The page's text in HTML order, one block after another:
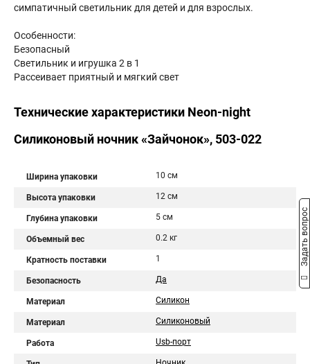
симпатичный светильник для детей и для взрослых.
Особенности:
Безопасный
Светильник и игрушка 2 в 1
Рассеивает приятный и мягкий свет
Технические характеристики Neon-night
Силиконовый ночник «Зайчонок», 503-022
Ширина упаковки 10 см
Высота упаковки 12 см
Глубина упаковки 5 см
Объемный вес 0.2 кг
Кратность поставки 1
Безопасность Да
Материал Силикон
Материал Силиконовый
Работа Usb-порт
Задать вопрос